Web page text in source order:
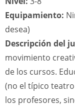
Equipamiento:
desea)
Descripción del
movimiento
de los cursos.
(no el típico
los profesores,